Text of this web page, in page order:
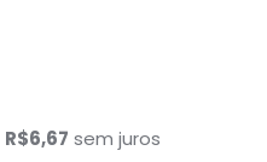
R$6,67 sem juros